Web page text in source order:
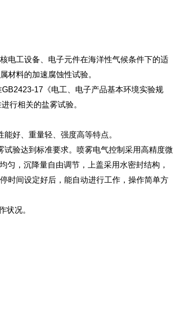
电工设备、电子元件在海洋性气候条件下的适
材料的加速腐蚀性试验。
17《电工、电子产品基本环境实验规
行相关的盐雾试验。
好、重量轻、强度高等特点。
验达到标准要求。喷雾电气控制采用高精度微
匀，沉降量自由调节，上盖采用水密封结构，
时间设定好后，能自动进行工作，操作简单方
状况。